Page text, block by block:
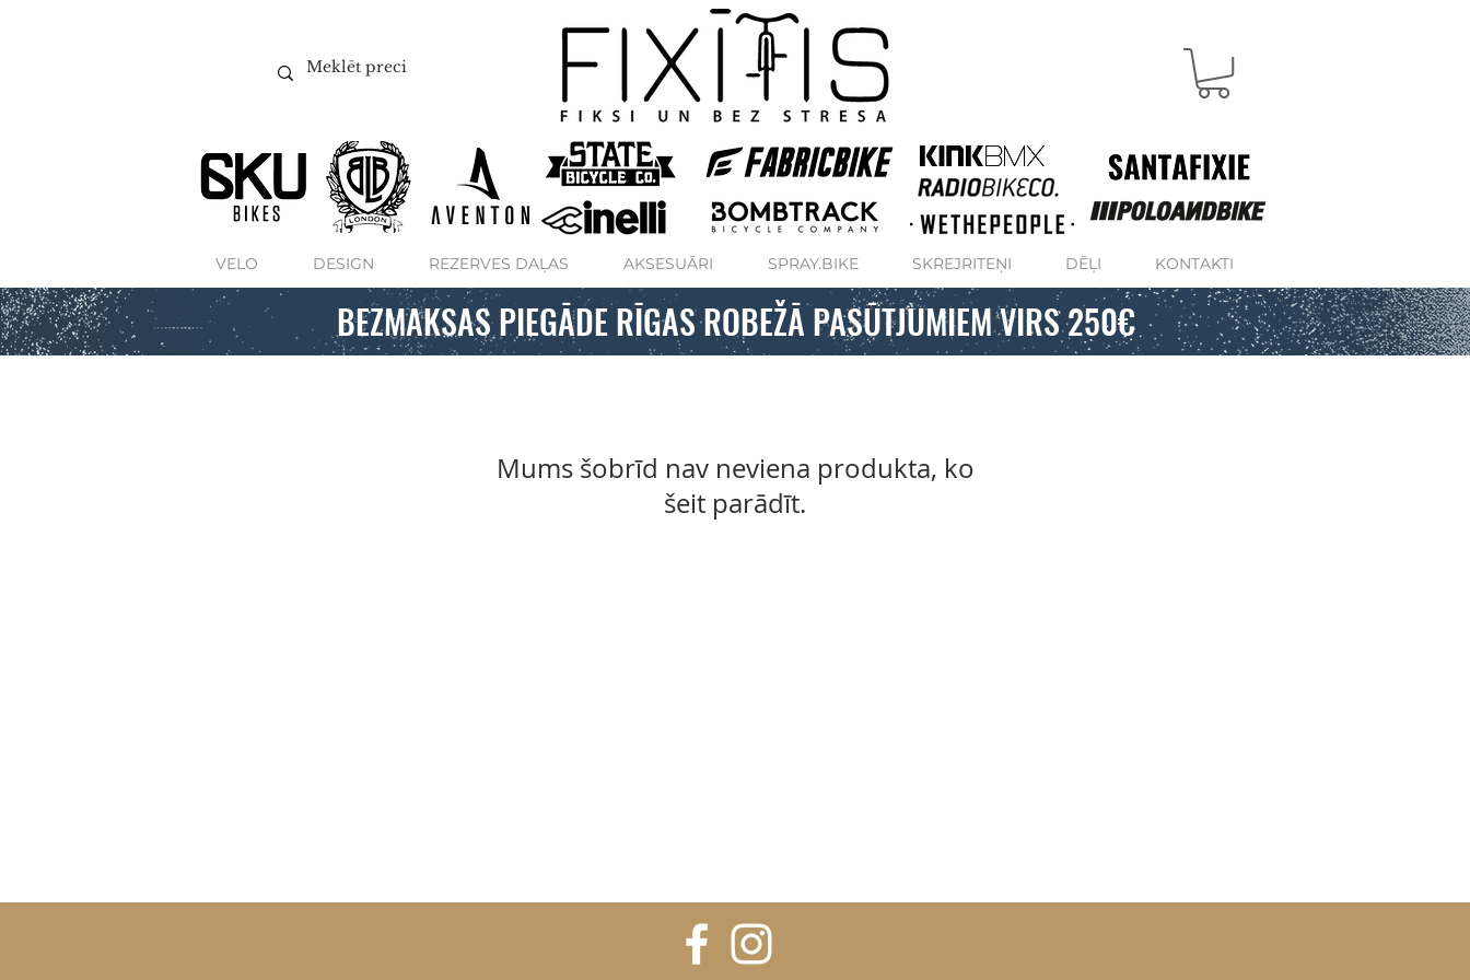
VELO DESIGN REZERVES DAĻAS AKSESUĀRI SPRAY.BIKE SKREJRITEŅI DĒĻI KONTAKTI
BEZMAKSAS PIEGĀDE RĪGAS ROBEŽĀ PASŪTJUMIEM VIRS 250€
Mums šobrīd nav neviena produkta, ko
šeit parādīt.